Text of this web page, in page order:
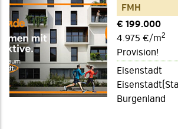
FMH
€ 199.000
4.975 €/m2
Provision!
Eisenstadt
Burgenland